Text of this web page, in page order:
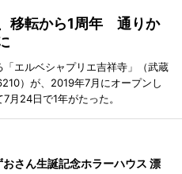
移転から1周年 通りか
エルベシャプリエ吉祥寺」（武蔵
）が、2019年7月にオープンし
月24日で1年がたった。
さん生誕記念ホラーハウス 漂